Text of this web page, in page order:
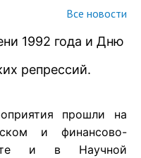
Все новости
1992 года и Дню
репрессий.
прошли на
и финансово-
и в Научной